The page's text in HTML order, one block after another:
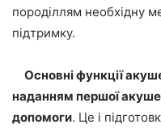
породіллям необхідну
підтримку.
Основні функції
наданням першої
допомоги. Це і